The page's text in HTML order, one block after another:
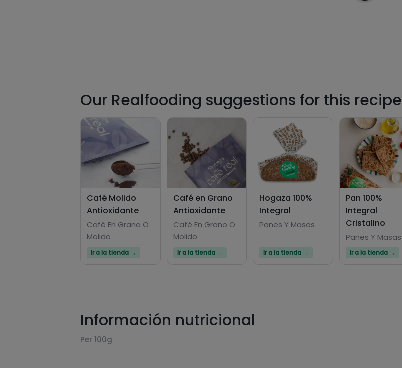
Our Realfooding suggestions for this recipe
Café Molido
Antioxidante
Café En Grano O
Molido
Ir a la tienda →
Café en Grano
Antioxidante
Café En Grano O
Molido
Ir a la tienda →
Hogaza 100%
Integral
Panes Y Masas
Ir a la tienda →
Pan 100%
Integral
Cristalino
Panes Y Masas
Ir a la tienda →
Información nutricional
Per 100g